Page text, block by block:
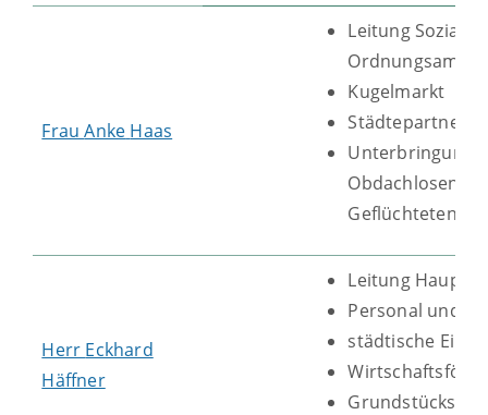
FrauAnke Haas
Leitung Sozial-
Ordnungsamt
Kugelmarkt
Unterbringung
Obdachlosen
Geflüchteten
Herr Eckhard
Häffner
Leitung
Personal und
städtische